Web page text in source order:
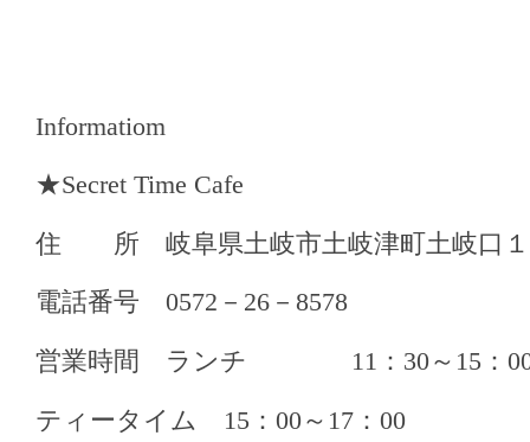
Informatiom
★Secret Time Cafe
住 所 岐阜県土岐市土岐津町土岐口１
電話番号 0572－26－8578
営業時間 ランチ 11：30～15：
ティータイム 15：00～17：00